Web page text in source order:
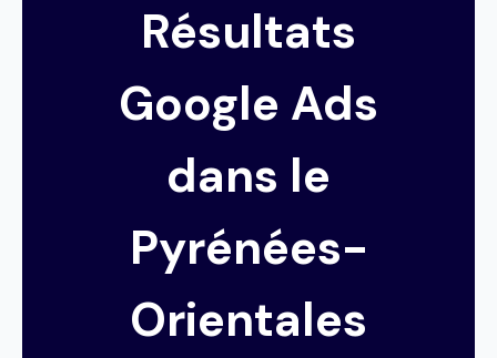
Résultats
Google Ads
dans le
Pyrénées-
Orientales